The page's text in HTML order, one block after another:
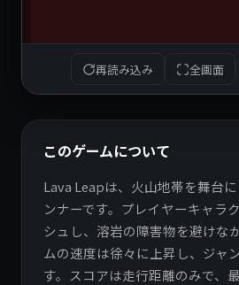
再読み込み 全画面
このゲームについて
Lava Leapは、火山地帯を舞台
ンナーです。プレイヤーキャラ
シュし、溶岩の障害物を避けな
ムの速度は徐々に上昇し、ジャ
す。スコアは走行距離のみで、